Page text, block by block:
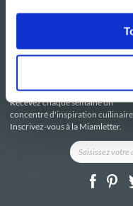
Le Mag'
i-Cook'in
Recevez chaque semaine un
concentré d'inspiration
Inscrivez-vous à la Miamletter.